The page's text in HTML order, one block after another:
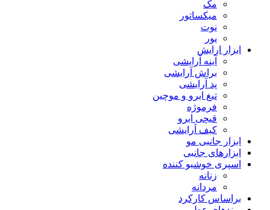
مک
میکساتور
نوت
یور
ابزار ارایش
آینه آرایشی
براش آرایشی
پد آرایشی
تیغ ابرو و موچین
فرموژه
قیچی ابرو
کیف آرایشی
ابزار جانبی مو
ابزارهای جانبی
اسپری خوشبو کننده
زنانه
مردانه
براساس کارکرد